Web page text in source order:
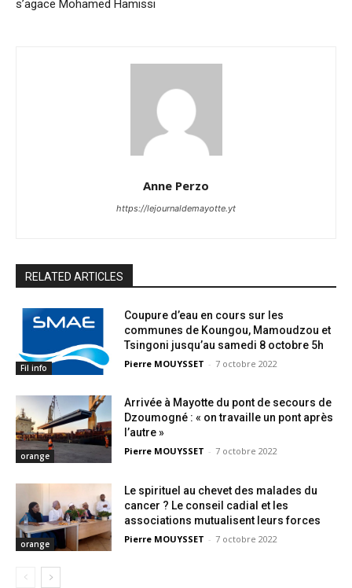
s’agace Mohamed Hamissi
Anne Perzo
https://lejournaldemayotte.yt
RELATED ARTICLES
Fil info
Coupure d’eau en cours sur les
communes de Koungou, Mamoudzou et
Tsingoni jusqu’au samedi 8 octobre 5h
Pierre MOUYSSET - 7 octobre 2022
orange
Arrivée à Mayotte du pont de secours de
Dzoumogné : « on travaille un pont après
l’autre »
Pierre MOUYSSET - 7 octobre 2022
orange
Le spirituel au chevet des malades du
cancer ? Le conseil cadial et les
associations mutualisent leurs forces
Pierre MOUYSSET - 7 octobre 2022